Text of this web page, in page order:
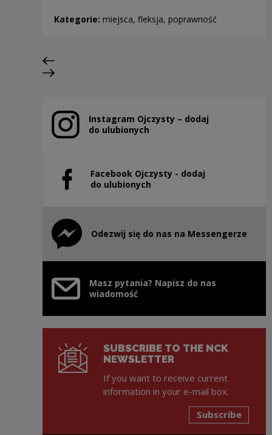
Kategorie: miejsca, fleksja, poprawność
Previous slide
Next slide
Instagram Ojczysty – dodaj
do ulubionych
Note, the link will open in a new window
Facebook Ojczysty - dodaj
do ulubionych
Note, the link will open in a new window
Odezwij się do nas na Messengerze
Note, the link will open in a new window
Masz pytania? Napisz do nas
wiadomość
SUBSCRIBE TO THE NCK
NEWSLETTER
If you want to receive current
information in your e-mail box.
Subscribe